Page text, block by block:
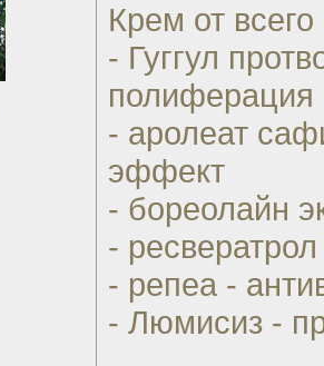
Крем от
- Гуггул
полиферация
- аролеат
эффект
- бореолайн
-
- репеа -
- Люмисиз -